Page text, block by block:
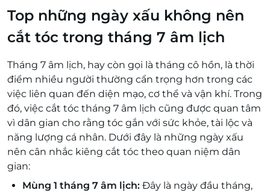
Top những ngày xấu không nên
cắt tóc trong tháng 7 âm lịch
Tháng 7 âm lịch, hay còn gọi là tháng cô hồn, là thời
điểm nhiều người thường cẩn trọng hơn trong các
việc liên quan đến diện mạo, cơ thể và vận khí. Trong
đó, việc cắt tóc tháng 7 âm lịch cũng được quan tâm
vì dân gian cho rằng tóc gắn với sức khỏe, tài lộc và
năng lượng cá nhân. Dưới đây là những ngày xấu
nên cân nhắc kiêng cắt tóc theo quan niệm dân
gian:
Mùng 1 tháng 7 âm lịch: Đây là ngày đầu tháng,